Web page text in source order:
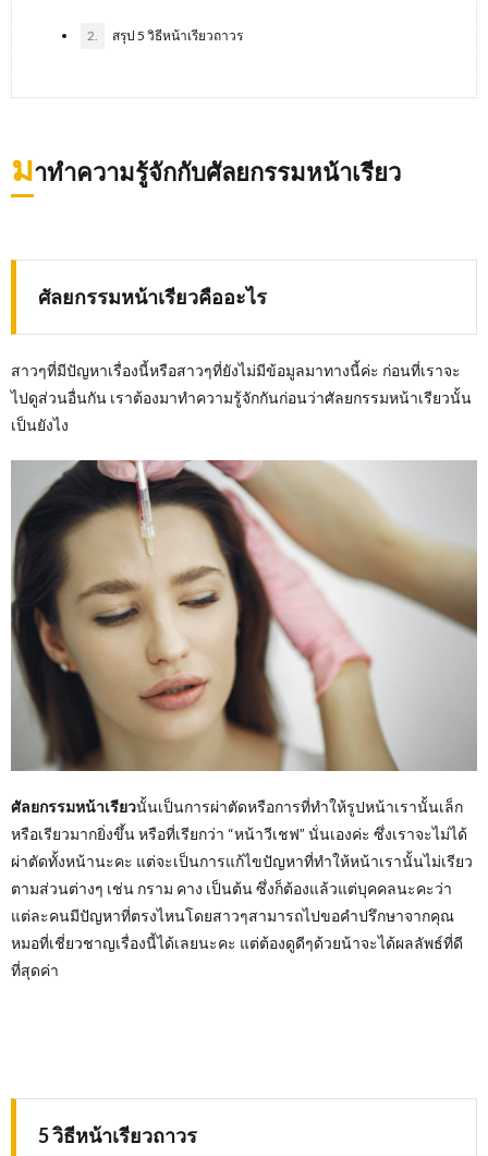
2. สรุป 5 วิธีหน้าเรียวถาวร
มาทำความรู้จักกับศัลยกรรมหน้าเรียว
ศัลยกรรมหน้าเรียวคืออะไร
สาวๆที่มีปัญหาเรื่องนี้หรือสาวๆที่ยังไม่มีข้อมูลมาทางนี้ค่ะ ก่อนที่เราจะ
ไปดูส่วนอื่นกัน เราต้องมาทำความรู้จักกันก่อนว่าศัลยกรรมหน้าเรียวนั้น
เป็นยังไง
ศัลยกรรมหน้าเรียวนั้นเป็นการผ่าตัดหรือการที่ทำให้รูปหน้าเรานั้นเล็ก
หรือเรียวมากยิ่งขึ้น หรือที่เรียกว่า “หน้าวีเชฟ” นั่นเองค่ะ ซึ่งเราจะไม่ได้
ผ่าตัดทั้งหน้านะคะ แต่จะเป็นการแก้ไขปัญหาที่ทำให้หน้าเรานั้นไม่เรียว
ตามส่วนต่างๆ เช่น กราม คาง เป็นต้น ซึ่งก็ต้องแล้วแต่บุคคลนะคะว่า
แต่ละคนมีปัญหาที่ตรงไหนโดยสาวๆสามารถไปขอคำปรึกษาจากคุณ
หมอที่เชี่ยวชาญเรื่องนี้ได้เลยนะคะ แต่ต้องดูดีๆด้วยน้าจะได้ผลลัพธ์ที่ดี
ที่สุดค่า
5 วิธีหน้าเรียวถาวร